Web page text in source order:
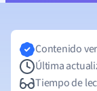
Contenido
Última
Tiempo de